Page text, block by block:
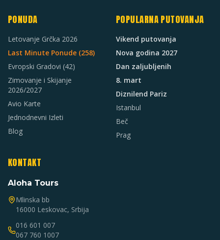
PONUDA
Letovanje Grčka 2026
Last Minute Ponude (258)
Evropski Gradovi (42)
Zimovanje i Skijanje
2026/2027
Avio Karte
Jednodnevni Izleti
Blog
POPULARNA PUTOVANJA
Vikend putovanja
Nova godina 2027
Dan zaljubljenih
8. mart
Diznilend Pariz
Istanbul
Beč
Prag
KONTAKT
Aloha Tours
Mlinska bb
16000 Leskovac, Srbija
016 601 007
067 760 1007